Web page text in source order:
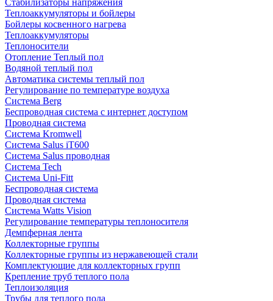
Теплоаккумуляторы и бойлеры
Бойлеры косвенного нагрева
Теплоаккумуляторы
Теплоносители
Отопление Теплый пол
Водяной теплый пол
Автоматика системы теплый пол
Регулирование по температуре воздуха
Система Berg
Беспроводная система с интернет доступом
Проводная система
Система Kromwell
Система Salus iT600
Система Salus проводная
Система Tech
Система Uni-Fitt
Беспроводная система
Проводная система
Система Watts Vision
Регулирование температуры теплоносителя
Демпферная лента
Коллекторные группы
Коллекторные группы из нержавеющей стали
Комплектующие для коллекторных групп
Крепление труб теплого пола
Теплоизоляция
Трубы для теплого пола